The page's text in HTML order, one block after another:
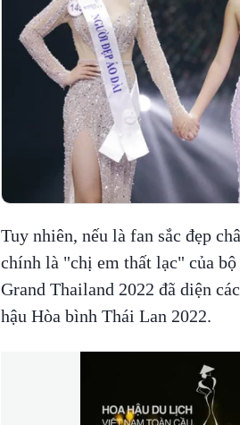
Tuy nhiên, nếu là fan sắc đẹp
chính là "chị em thất lạc" của bộ
Grand Thailand 2022 đã diện
hậu Hòa bình Thái Lan 2022.